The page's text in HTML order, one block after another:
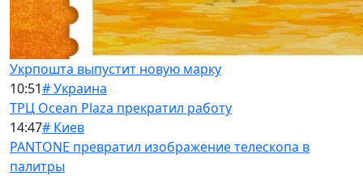
Укрпошта выпустит новую марку
10:51# Украина
ТРЦ Ocean Plaza прекратил работу
14:47# Киев
PANTONE превратил изображение телескопа в
палитры